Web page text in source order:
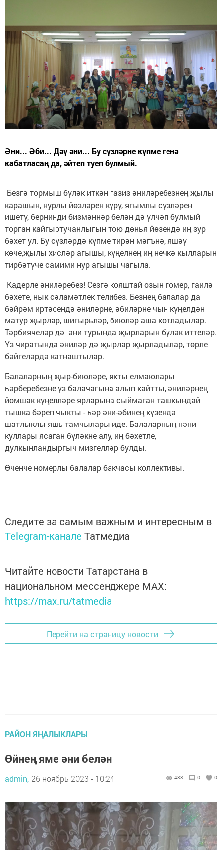
Әни... Әби... Дәү әни... Бу сүзләрне күпме генә
кабатласаң да, әйтеп туеп булмый.
Безгә тормыш бүләк иткән газиз әниләребезнең җылы
карашын, нурлы йөзләрен күрү, ягымлы сүзләрен
ишетү, бернинди бизмәннәр белән дә үлчәп булмый
торган кайгыртучанлыгын тою дөнья йөзендә иң зур
бәхет ул. Бу сүзләрдә күпме тирән мәгънә, яшәү
көче,җылы хисләр агышы, күңелнең иң нечкә кылларын
тирбәтүче самими нур агышы чагыла.
Кадерле әниләребез! Сезгә кояштай озын гомер, гаилә
бәхете, нык сәламәтлек телибез. Безнең балалар да
бәйрәм иртәсендә әниләрне, әбиләрне чын күңелдән
матур җырлар, шигырьләр, биюләр аша котладылар.
Тәрбиячеләр дә әни турында җырларын бүләк иттеләр.
Үз чиратында әниләр дә җырлар җырладылар, төрле
бәйгеләрдә катнаштылар.
Балаларның җыр-биюләре, якты елмаюлары
һәрберебезне үз балачагына алып кайтты, әниләрнең
йомшак күңелләре ярларына сыймаган ташкындай
тышка бәреп чыкты - һәр әни-әбинең күзендә
шатлыклы яшь тамчылары иде. Балаларның нәни
куллары ясаган бүләкне алу, иң бәхетле,
дулкынландыргыч мизгелләр булды.
Өченче номерлы балалар бакчасы коллективы.
Следите за самым важным и интересным в
Telegram-канале Татмедиа
Читайте новости Татарстана в
национальном мессенджере MАХ:
https://max.ru/tatmedia
Перейти на страницу новости
РАЙОН ЯҢАЛЫКЛАРЫ
Өйнең яме әни белән
admin, 26 ноябрь 2023 - 10:24 483 0 0